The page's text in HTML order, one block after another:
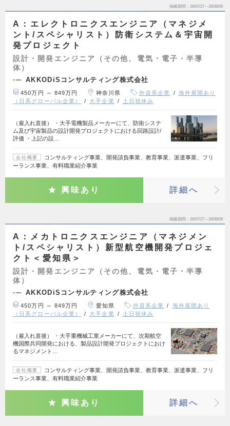
掲載期間 26/07/27～26/08/09
A：エレクトロニクスエンジニア（マネジメ
ント/スペシャリスト）防衛システム＆宇宙開
発プロジェクト
設計・開発エンジニア（その他、電気・電子・半導
体）
AKKODiSコンサルティング株式会社
450万円 ～ 849万円 神奈川県 外資系企業
海外展開あり
（日系グローバル企業）
大手企業 土日祝休み
（雇入れ直後） ・大手電機製品メーカーにて、防衛システ
ム及び宇宙製品の設計開発プロジェクトにおける回路設計/
評価 ・上記の設…
会社概要
コンサルティング事業、開発請負事業、教育事業、派遣事業、フリ
ーランス事業、有料職業紹介事業
興味あり 詳細へ
掲載期間 26/07/27～26/08/09
A：メカトロニクスエンジニア（マネジメン
ト/スペシャリスト）新型航空機開発プロジェ
クト＜愛知県＞
設計・開発エンジニア（その他、電気・電子・半導
体）
AKKODiSコンサルティング株式会社
450万円 ～ 849万円 愛知県 外資系企業
海外展開あり
（日系グローバル企業）
大手企業 土日祝休み
（雇入れ直後） ・大手重機械工業メーカーにて、次期航空
機国際共同開発における、製品設計開発プロジェクトにおけ
るマネジメント…
会社概要
コンサルティング事業、開発請負事業、教育事業、派遣事業、フリ
ーランス事業、有料職業紹介事業
興味あり 詳細へ